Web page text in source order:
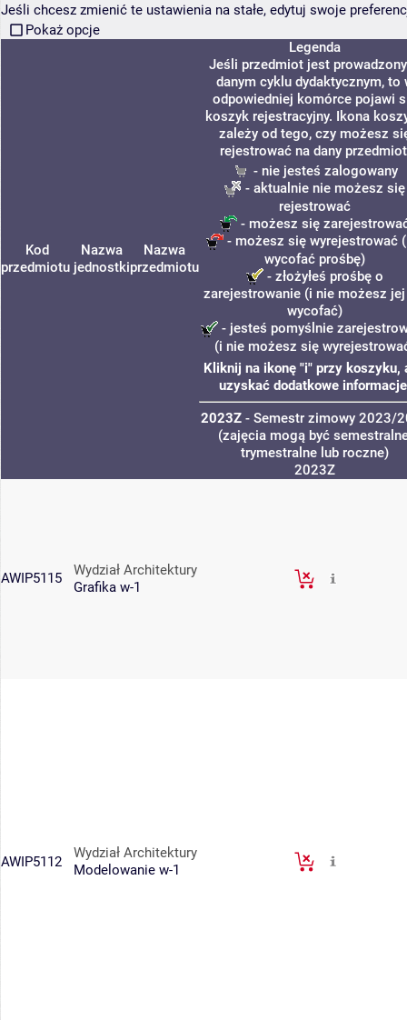
Jeśli chcesz zmienić te ustawienia na stałe, edytuj swoje
Pokaż opcje
Kod
przedmiotu
Nazwa
jednostki
Nazwa
przedmiotu
Legenda
Jeśli przedmiot jest
danym cyklu dydaktycznym, to
odpowiedniej komórce pojawi
koszyk rejestracyjny. Ikona
zależy od tego, czy możesz
rejestrować na dany
- nie jesteś zalogowany
- aktualnie nie możesz się
rejestrować
- możesz się
- możesz się wyrejestrować
wycofać prośbę)
- złożyłeś prośbę o
zarejestrowanie (i nie możesz
wycofać)
- jesteś pomyślnie
(i nie możesz się
Kliknij na ikonę "i" przy koszyku,
uzyskać dodatkowe
2023Z- Semestr zimowy 2023/
(zajęcia mogą być
trymestralne lub roczne)
2023Z
AWIP5115
Wydział Architektury
Grafika w-1
AWIP5112
Wydział Architektury
Modelowanie w-1